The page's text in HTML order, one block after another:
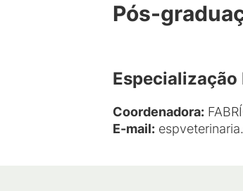
Pós-
Coordenadora:
E-mail: